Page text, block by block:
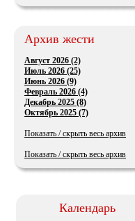
Архив жести
Август 2026 (2)
Июль 2026 (25)
Июнь 2026 (9)
Февраль 2026 (4)
Декабрь 2025 (8)
Октябрь 2025 (7)
Показать / скрыть весь архив
Показать / скрыть весь архив
Календарь